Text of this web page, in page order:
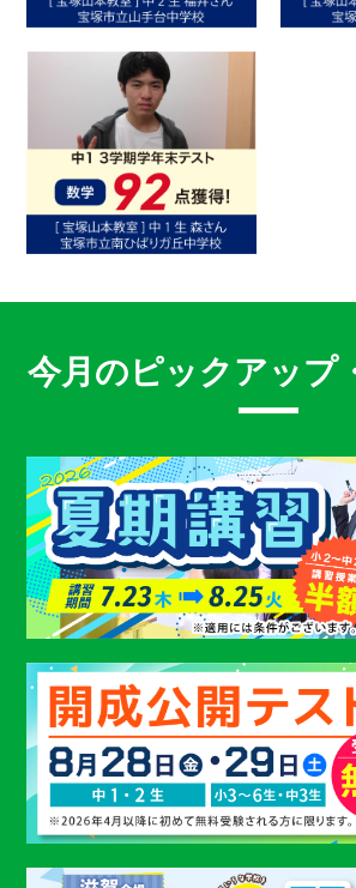
今月のピックアップ